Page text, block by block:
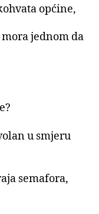
općine,
jednom da
u smjeru
semafora,